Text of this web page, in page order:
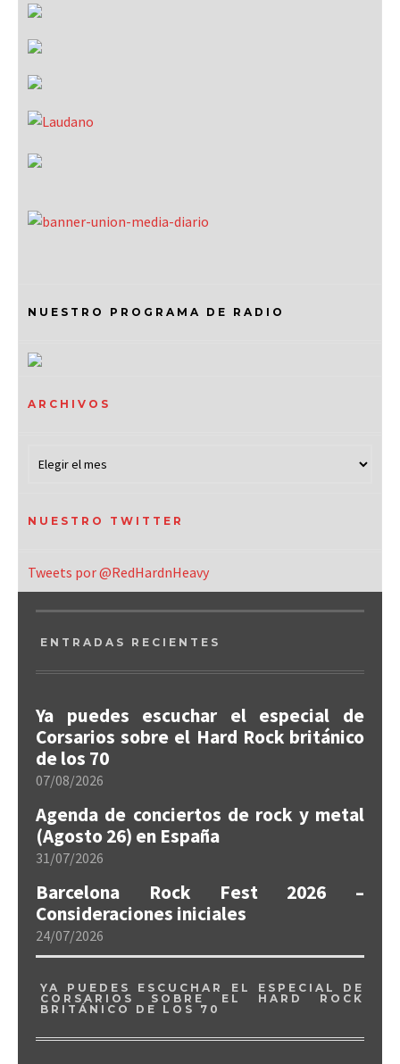
NUESTRO PROGRAMA DE RADIO
ARCHIVOS
NUESTRO TWITTER
Tweets por @RedHardnHeavy
ENTRADAS RECIENTES
Ya puedes escuchar el especial de
Corsarios sobre el Hard Rock británico
de los 70
07/08/2026
Agenda de conciertos de rock y metal
(Agosto 26) en España
31/07/2026
Barcelona Rock Fest 2026 –
Consideraciones iniciales
24/07/2026
YA PUEDES ESCUCHAR EL ESPECIAL DE
CORSARIOS SOBRE EL HARD ROCK
BRITÁNICO DE LOS 70